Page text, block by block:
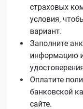
страховых
условия,
вариант.
Заполните
информацию
Оплатите
банковской
сайте.